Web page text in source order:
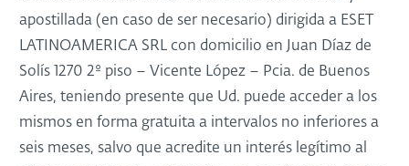
apostillada (en caso de ser necesario) dirigida a ESET
LATINOAMERICA SRL con domicilio en Juan Díaz de
Solís 1270 2º piso – Vicente López – Pcia. de Buenos
Aires, teniendo presente que Ud. puede acceder a los
mismos en forma gratuita a intervalos no inferiores a
seis meses, salvo que acredite un interés legítimo al